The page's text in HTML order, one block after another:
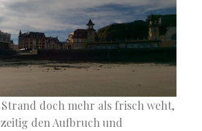
Strand doch mehr als frisch weht,
den Aufbruch und